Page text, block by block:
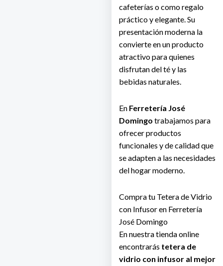
cafeterías o como regalo
práctico y elegante. Su
presentación moderna la
convierte en un producto
atractivo para quienes
disfrutan del té y las
bebidas naturales.
En Ferretería José
Domingo trabajamos para
ofrecer productos
funcionales y de calidad que
se adapten a las necesidades
del hogar moderno.
Compra tu Tetera de Vidrio
con Infusor en Ferretería
José Domingo
En nuestra tienda online
encontrarás tetera de
vidrio con infusor al mejor